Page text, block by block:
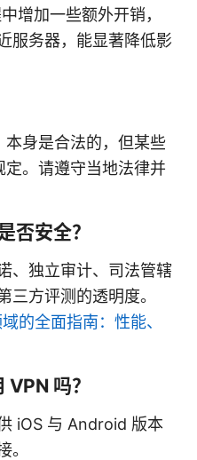
增加一些额外开销，
服务器，能显著降低影
身是合法的，但某些
定。请遵守当地法律并
否安全？
、独立审计、司法管辖
三方评测的透明度。
的全面指南：性能、
吗？
iOS 与 Android 版本
。